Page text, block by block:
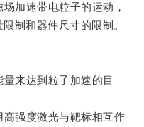
加速带电粒子的运动，
制和器件尺寸的限制。
来达到粒子加速的目
强度激光与靶标相互作